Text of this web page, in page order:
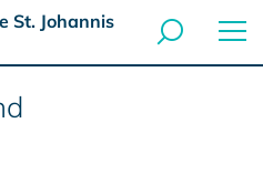
St. Johannis